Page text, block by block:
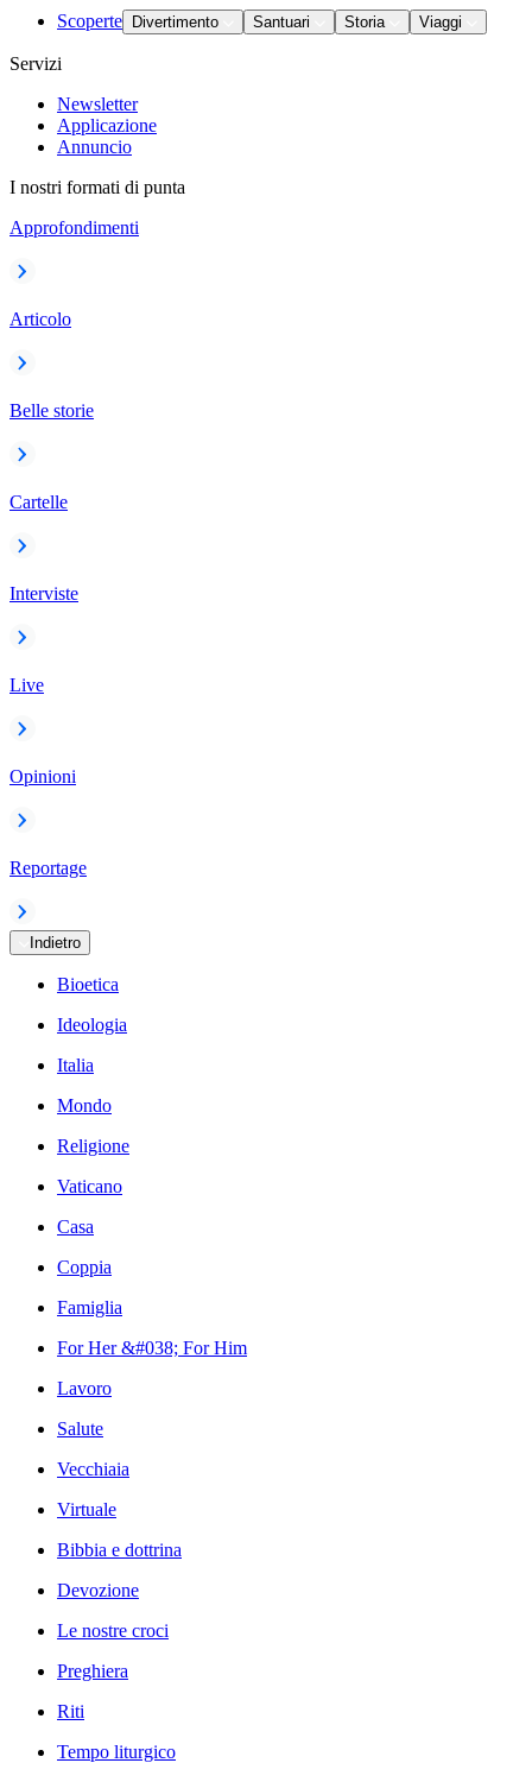
Scoperte Divertimento Santuari Storia Viaggi
Servizi
Newsletter
Applicazione
Annuncio
I nostri formati di punta
Approfondimenti
Articolo
Belle storie
Cartelle
Interviste
Live
Opinioni
Reportage
Indietro
Bioetica
Ideologia
Italia
Mondo
Religione
Vaticano
Casa
Coppia
Famiglia
For Her &#038; For Him
Lavoro
Salute
Vecchiaia
Virtuale
Bibbia e dottrina
Devozione
Le nostre croci
Preghiera
Riti
Tempo liturgico